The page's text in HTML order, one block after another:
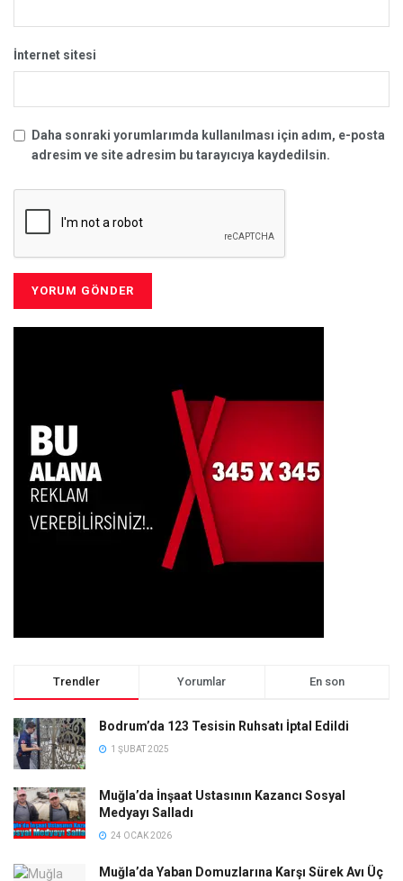
İnternet sitesi
Daha sonraki yorumlarımda kullanılması için adım, e-posta
adresim ve site adresim bu tarayıcıya kaydedilsin.
Trendler Yorumlar En son
Bodrum’da 123 Tesisin Ruhsatı İptal Edildi
1 ŞUBAT 2025
Muğla’da İnşaat Ustasının Kazancı Sosyal
Medyayı Salladı
24 OCAK 2026
Muğla’da Yaban Domuzlarına Karşı Sürek Avı Üç